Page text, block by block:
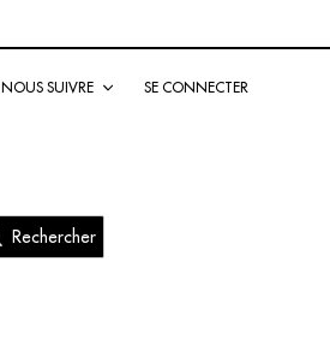
NOUS SUIVRE SE CONNECTER
Rechercher